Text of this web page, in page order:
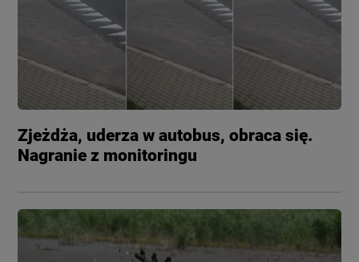
Zjeżdża, uderza w autobus, obraca się.
Nagranie z monitoringu